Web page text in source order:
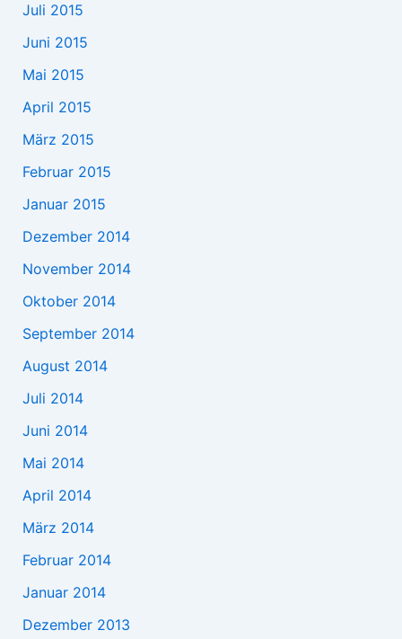
Juli 2015
Juni 2015
Mai 2015
April 2015
März 2015
Februar 2015
Januar 2015
Dezember 2014
November 2014
Oktober 2014
September 2014
August 2014
Juli 2014
Juni 2014
Mai 2014
April 2014
März 2014
Februar 2014
Januar 2014
Dezember 2013